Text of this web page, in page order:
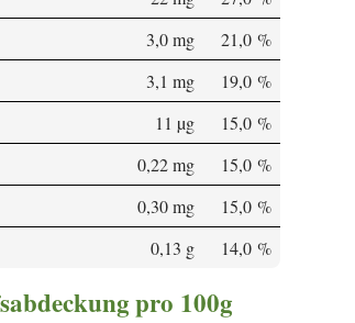
3,0 mg
21,0 %
3,1 mg
19,0 %
11 µg
15,0 %
0,22 mg
15,0 %
0,30 mg
15,0 %
0,13 g 14,0 %
pro 100g